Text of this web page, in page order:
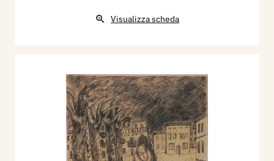
Visualizza scheda